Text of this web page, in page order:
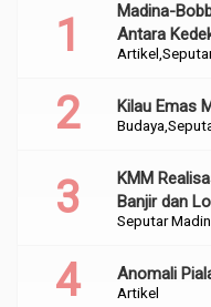
Artikel
Madina-
Antara
Perencanaan
Budaya
Kilau Emas
Seputar
KMM
Banjir dan
Artikel
Anomali